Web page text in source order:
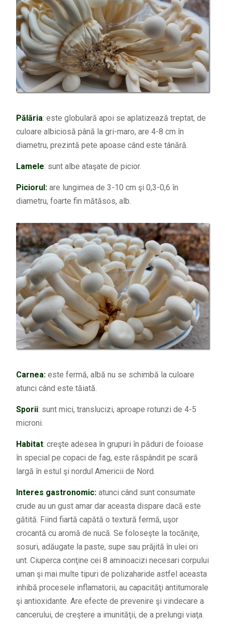
Pălăria: este globulară apoi se aplatizează treptat, de
culoare albiciosă până la gri-maro, are 4-8 cm în
diametru, prezintă pete apoase când este tânără.
Lamele: sunt albe ataşate de picior.
Piciorul:are lungimea de 3-10 cm şi 0,3-0,6 în
diametru, foarte fin mătăsos, alb.
Carnea:este fermă, albă nu se schimbă la culoare
atunci când este tăiată.
Sporii: sunt mici, translucizi, aproape rotunzi de 4-5
microni.
Habitat: creşte adesea în grupuri în păduri de foioase
în special pe copaci de fag, este răspândit pe scară
largă în estul şi nordul Americii de Nord.
Interes gastronomic:atunci când sunt consumate
crude au un gust amar dar aceasta dispare dacă este
gătită. Fiind fiartă capătă o textură fermă, uşor
crocantă cu aromă de nucă. Se foloseşte la tocăniţe,
sosuri, adăugate la paste, supe sau prăjită în ulei ori
unt. Ciuperca conţine cei 8 aminoacizi necesari corpului
uman şi mai multe tipuri de polizaharide astfel aceasta
inhibă procesele inflamatorii, au capacităţi antitumorale
şi antioxidante. Are efecte de prevenire şi vindecare a
cancerului, de creştere a imunităţii, de a prelungi viaţa.